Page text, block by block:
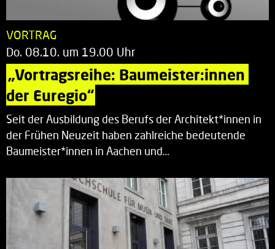
VORTRAG
Do. 08.10. um 19.00 Uhr
„Vortragsreihe: Baumeister:innen
der Euregio“
Seit der Ausbildung des Berufs der Architekt*innen in
der Frühen Neuzeit haben zahlreiche bedeutende
Baumeister*innen in Aachen und…